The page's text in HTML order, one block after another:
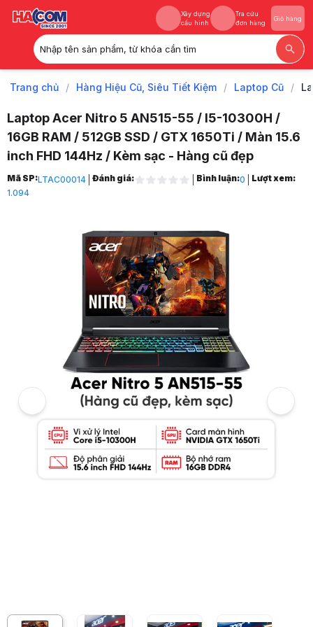
Xây dựng
cấu hình
Tra cứu
đơn hàng
Giỏ hàng
Nhập tên sản phẩm, từ khóa cần tìm
Xây dựng
Tra cứu
Trang chủ / Hàng Hiệu Cũ, Siêu Tiết Kiệm / Laptop Cũ /
Laptop Acer Nitro 5 AN515-55 / I5-10300H /
16GB RAM / 512GB SSD / GTX 1650Ti / Màn 15.6
inch FHD 144Hz / Kèm sạc - Hàng cũ đẹp
Trang chủ
1
Laptop Acer Nitro 5 AN515-55 / I5-10300H / 16GB RAM / 512GB
Hình ảnh và video sản phẩm
Laptop Acer Nitro 5 AN515-55 / I5-10300H / 16GB RAM / 512GB SSD /
Ảnh thực tế từ khách hàng
Ảnh thực tế từ khách hàng
Ảnh thực tế từ khách hàng
18.999.000 VND
Giá khuyến mại:10.999.000 VND Tiết kiệm 8.000.000 VND (-42%)
Giá mua online:11.699.000 VND
Tiết kiệm 7.300.000 VND (-38%)
Giá mua trả góp (6 tháng):
1.949.834 VND / tháng
Trả góp qua thẻ VISA (12 tháng):974.917 VND / tháng
Mã sản phẩm: LTAC00014
Bảo hành:6 tháng
Thương hiệu: ACER
Order trước – giao sau
Thông số kỹ thuật
Mã SP:LTAC00014 Đánh giá: Bình luận:0
Lượt xem:
1.094